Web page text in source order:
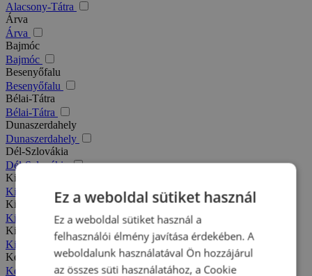
Alacsony-Tátra
Árva
Árva
Bajmóc
Bajmóc
Besenyőfalu
Besenyőfalu
Bélai-Tátra
Bélai-Tátra
Dunaszerdahely
Dunaszerdahely
Dél-Szlovákia
Dél-Szlovákia
Kis-Fátra
Kis-Fátra
Kisbélic
Kisbélic
Kiszucai-Beszkidek
Kiszucai-Beszkidek
Komárno
Komárno
Ez a weboldal sütiket használ
Ez a weboldal sütiket használ a
felhasználói élmény javítása érdekében. A
weboldalunk használatával Ön hozzájárul
az összes süti használatához, a Cookie